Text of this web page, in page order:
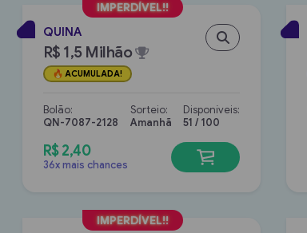
QUINA
R$ 1,5 Milhão
ACUMULADA!
Bolão:
QN-7087-2128
Sorteio:
Amanhã
Disponíveis:
51 / 100
R$ 2,40
36x mais chances